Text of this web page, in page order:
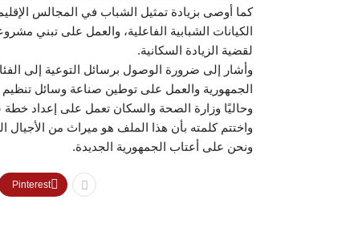
كما أوصى بزيادة تمثيل الشباب في المجالس
الكيانات الشبابية الفاعلية، والعمل على تبني
لقضية الزيادة السكانية.
وأشار إلى ضرورة الوصول برسائل التوعية إلى
الجمهورية والعمل على توطين صناعة وسائل تنظيم
وحاليًا وزارة الصحة والسكان تعمل على إعداد خطة
واختتم كلمته بأن هذا الملف هو ميراث من الأجيال
ونحن على أعتاب الجمهورية الجديدة.
Pinterest